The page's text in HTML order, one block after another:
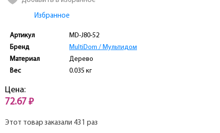
Избранное
Артикул
MD-J80-52
Бренд
MultiDom / Мультидом
Материал
Дерево
Вес
0.035 кг
Цена:
72.67 ₽
Этот товар заказали 431 раз